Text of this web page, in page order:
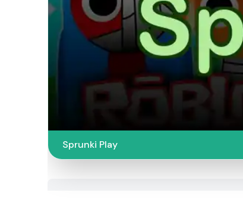
Sprunki Play